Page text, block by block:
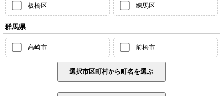
板橋区 練馬区
群馬県
高崎市 前橋市